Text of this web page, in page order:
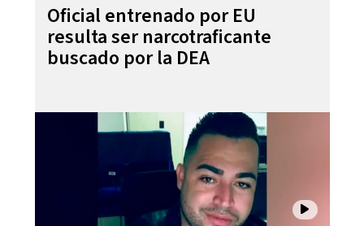
Oficial entrenado por EU
resulta ser narcotraficante
buscado por la DEA